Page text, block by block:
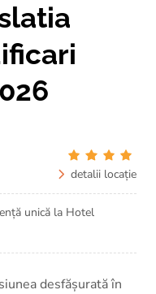
detalii locație
unică la Hotel
desfășurată în